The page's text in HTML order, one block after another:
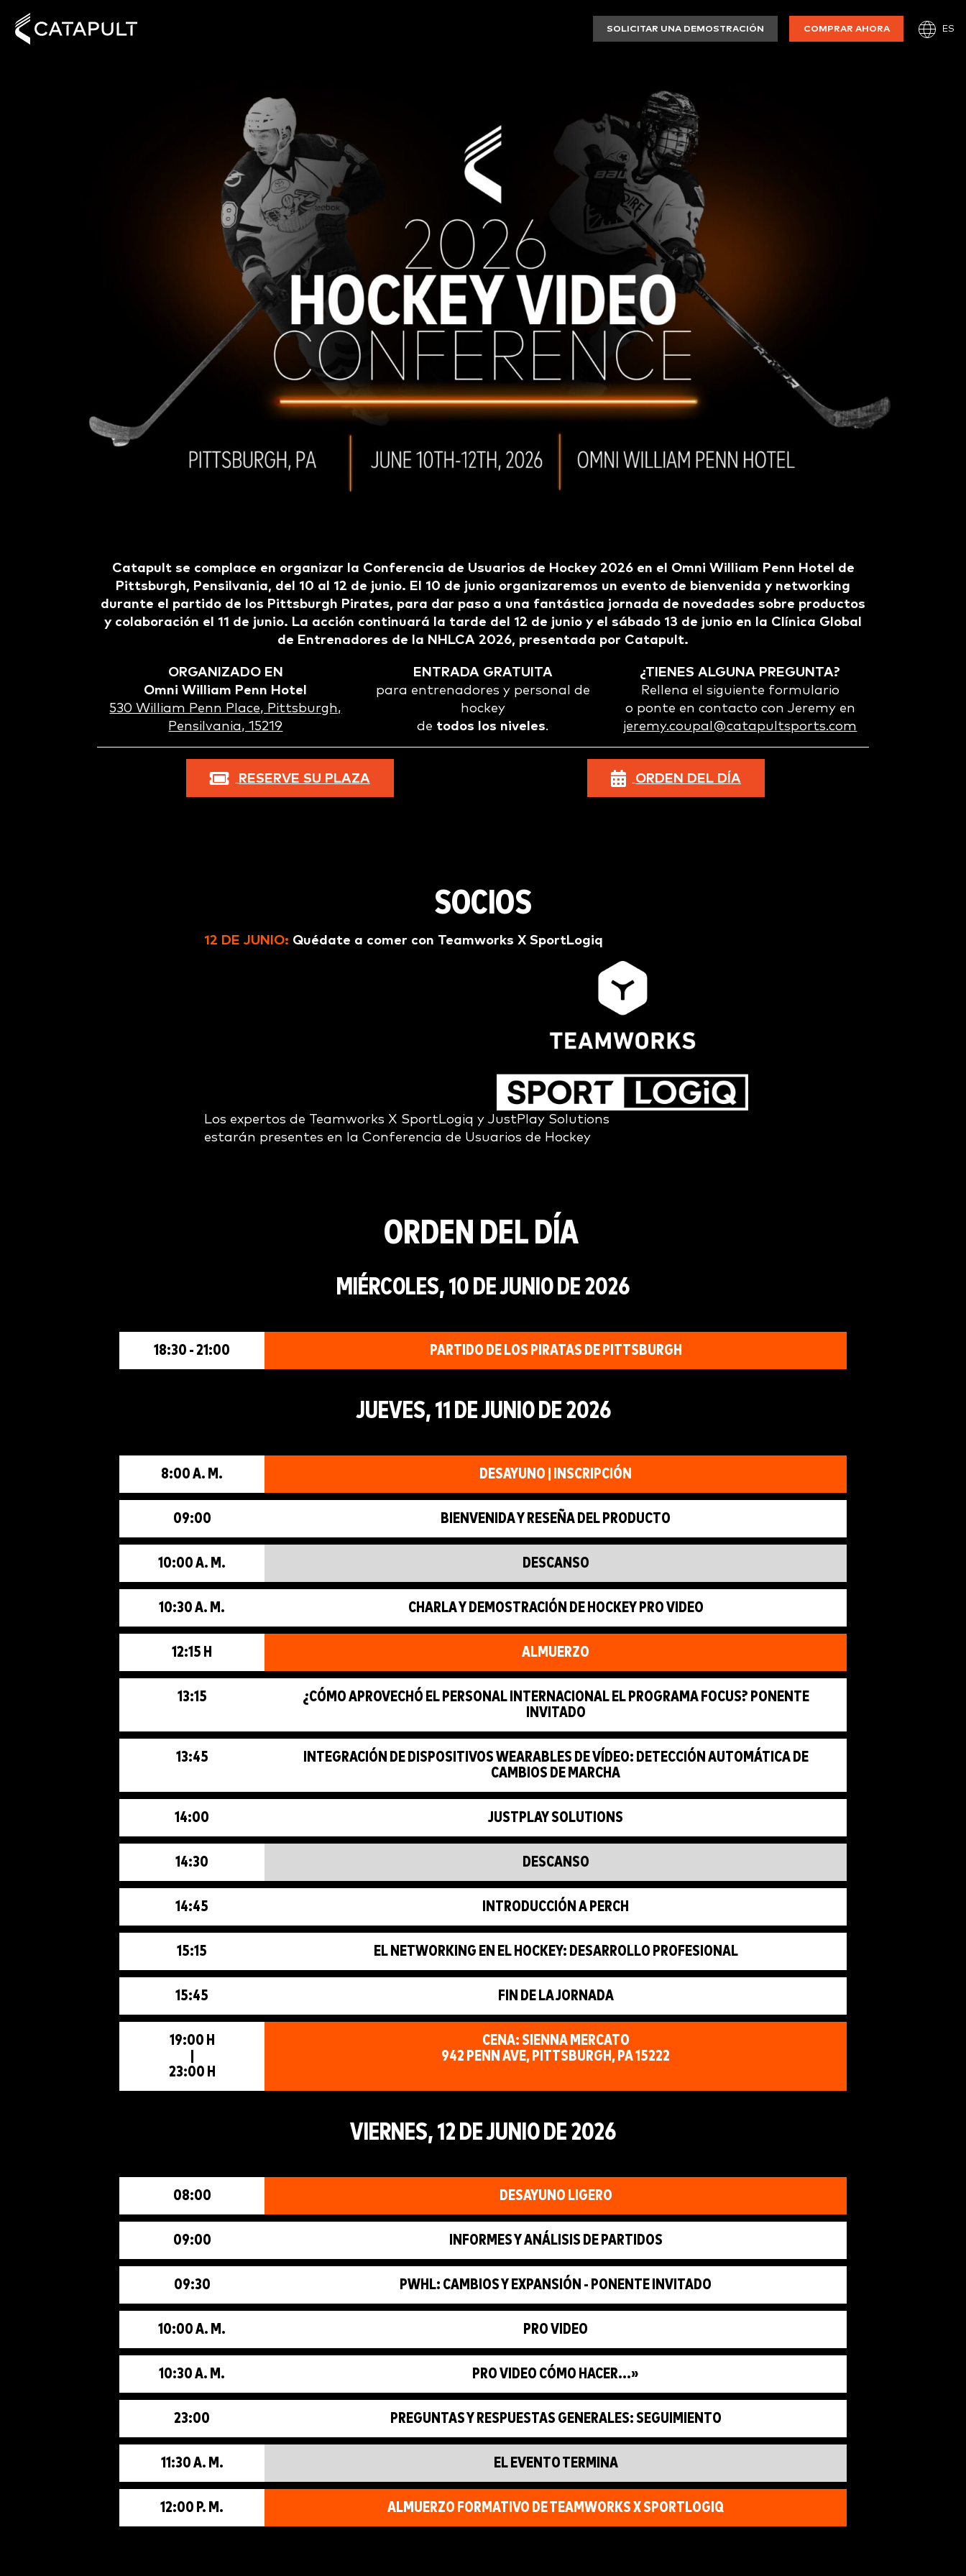
SOLICITAR UNA DEMOSTRACIÓN COMPRAR AHORA ES
Catapult se complace en organizar la Conferencia de Usuarios de Hockey 2026 en el Omni William Penn Hotel de
Pittsburgh, Pensilvania, del 10 al 12 de junio. El 10 de junio organizaremos un evento de bienvenida y networking
durante el partido de los Pittsburgh Pirates, para dar paso a una fantástica jornada de novedades sobre productos
y colaboración el 11 de junio. La acción continuará la tarde del 12 de junio y el sábado 13 de junio en la Clínica Global
de Entrenadores de la NHLCA 2026, presentada por Catapult.
ORGANIZADO EN
Omni William Penn Hotel
530 William Penn Place, Pittsburgh,
Pensilvania, 15219
ENTRADA GRATUITA
para entrenadores y personal de
hockey
de todos los niveles.
¿TIENES ALGUNA PREGUNTA?
Rellena el siguiente formulario
o ponte en contacto con Jeremy en
jeremy.coupal@catapultsports.com
RESERVE SU PLAZA ORDEN DEL DÍA
SOCIOS
12 DE JUNIO: Quédate a comer con Teamworks X SportLogiq
Los expertos de Teamworks X SportLogiq y JustPlay Solutions
estarán presentes en la Conferencia de Usuarios de Hockey
ORDEN DEL DÍA
MIÉRCOLES, 10 DE JUNIO DE 2026
18:30 - 21:00 PARTIDO DE LOS PIRATAS DE PITTSBURGH
JUEVES, 11 DE JUNIO DE 2026
8:00 A. M. DESAYUNO | INSCRIPCIÓN
09:00 BIENVENIDA Y RESEÑA DEL PRODUCTO
10:00 A. M. DESCANSO
10:30 A. M. CHARLA Y DEMOSTRACIÓN DE HOCKEY PRO VIDEO
12:15 H ALMUERZO
13:15
¿CÓMO APROVECHÓ EL PERSONAL INTERNACIONAL EL PROGRAMA FOCUS? PONENTE
INVITADO
13:45
INTEGRACIÓN DE DISPOSITIVOS WEARABLES DE VÍDEO: DETECCIÓN AUTOMÁTICA DE
CAMBIOS DE MARCHA
14:00 JUSTPLAY SOLUTIONS
14:30 DESCANSO
14:45 INTRODUCCIÓN A PERCH
15:15 EL NETWORKING EN EL HOCKEY: DESARROLLO PROFESIONAL
15:45 FIN DE LA JORNADA
19:00 H
23:00 H
CENA: SIENNA MERCATO
942 PENN AVE, PITTSBURGH, PA 15222
VIERNES, 12 DE JUNIO DE 2026
08:00 DESAYUNO LIGERO
09:00 INFORMES Y ANÁLISIS DE PARTIDOS
09:30 PWHL: CAMBIOS Y EXPANSIÓN - PONENTE INVITADO
10:00 A. M. PRO VIDEO
10:30 A. M. PRO VIDEO CÓMO HACER...»
23:00 PREGUNTAS Y RESPUESTAS GENERALES: SEGUIMIENTO
11:30 A. M. EL EVENTO TERMINA
12:00 P. M. ALMUERZO FORMATIVO DE TEAMWORKS X SPORTLOGIQ